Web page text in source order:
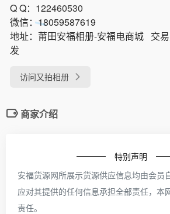
Q Q： 122460530
微信：18059587619
地址： 莆田安福相册-安福电商城 交易
发
访问又拍相册
商家介绍
特别声明
安福货源网所展示货源供应信息均由会员
应对其提供的任何信息承担全部责任，本
责任。